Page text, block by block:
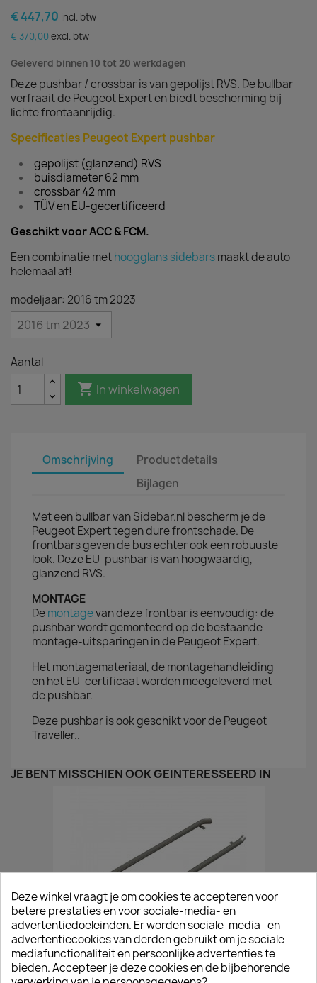
€ 447,70 incl. btw
€ 370,00 excl. btw
Geleverd binnen 10 tot 20 werkdagen
Deze pushbar / crossbar is van gepolijst RVS. De bullbar
verfraait de Peugeot Expert en biedt bescherming bij
lichte frontaanrijdig.
Specificaties Peugeot Expert pushbar
gepolijst (glanzend) RVS
buisdiameter 62 mm
crossbar 42 mm
TÜV en EU-gecertificeerd
Geschikt voor ACC & FCM.
Een combinatie methoogglans sidebarsmaakt de auto
helemaal af!
modeljaar: 2016 tm 2023
Aantal
 In winkelwagen
Omschrijving
Productdetails
Bijlagen
Met een bullbar van Sidebar.nl bescherm je de
Peugeot Expert tegen dure frontschade. De
frontbars geven de bus echter ook een robuuste
look. Deze EU-pushbar is van hoogwaardig,
glanzend RVS.
MONTAGE
Demontagevan deze frontbar is eenvoudig: de
pushbar wordt gemonteerd op de bestaande
montage-uitsparingen in de Peugeot Expert.
Het montagemateriaal, de montagehandleiding
en het EU-certificaat worden meegeleverd met
de pushbar.
Deze pushbar is ook geschikt voor de Peugeot
Traveller..
JE BENT MISSCHIEN OOK GEÏNTERESSEERD IN
Deze winkel vraagt je om cookies te accepteren voor
betere prestaties en voor sociale-media- en
advertentiedoeleinden. Er worden sociale-media- en
advertentiecookies van derden gebruikt om je sociale-
mediafunctionaliteit en persoonlijke advertenties te
bieden. Accepteer je deze cookies en de bijbehorende